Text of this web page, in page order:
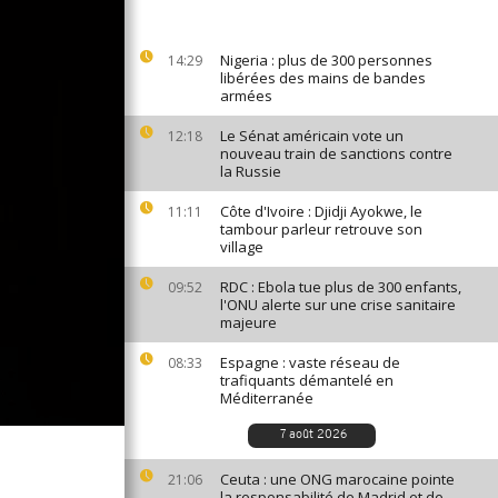
14:29
Nigeria : plus de 300 personnes
libérées des mains de bandes
armées
12:18
Le Sénat américain vote un
nouveau train de sanctions contre
la Russie
11:11
Côte d'Ivoire : Djidji Ayokwe, le
tambour parleur retrouve son
village
09:52
RDC : Ebola tue plus de 300 enfants,
l'ONU alerte sur une crise sanitaire
majeure
08:33
Espagne : vaste réseau de
trafiquants démantelé en
Méditerranée
7 août 2026
21:06
Ceuta : une ONG marocaine pointe